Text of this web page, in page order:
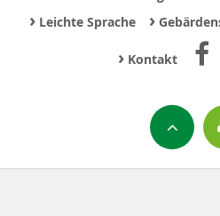
›Leichte Sprache ›
› Kontakt